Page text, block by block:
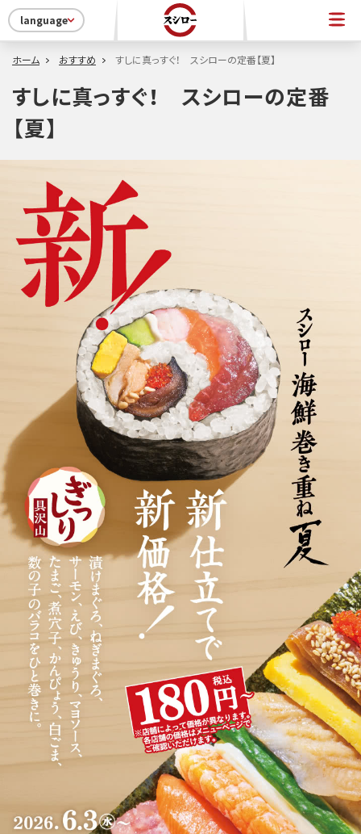
language
ホーム おすすめ すしに真っすぐ！ スシローの定番【夏】
すしに真っすぐ！ スシローの定番
【夏】